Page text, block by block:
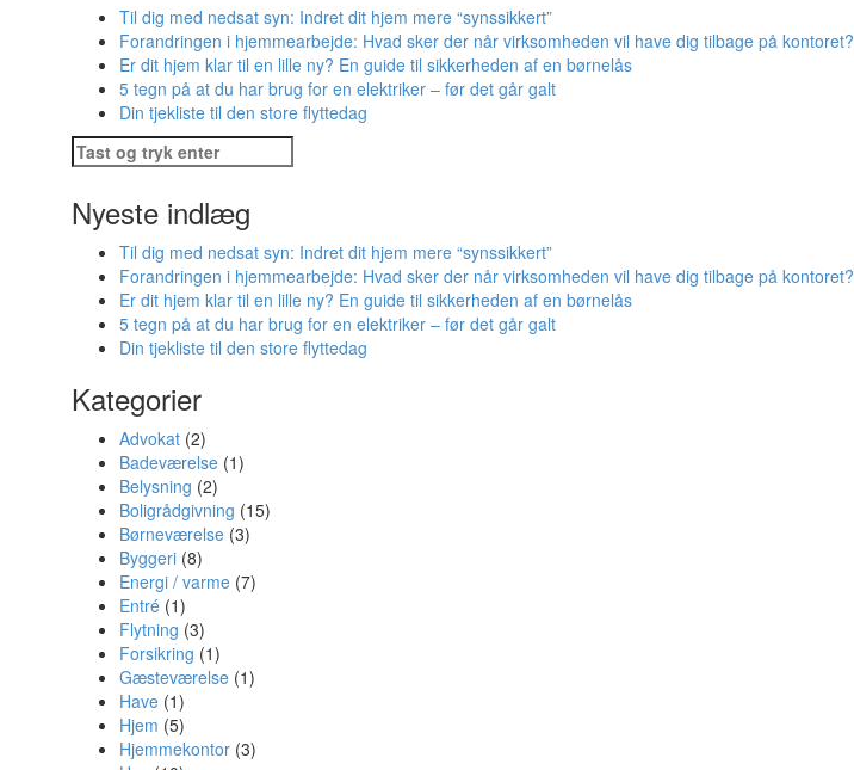
Til dig med nedsat syn: Indret dit hjem mere “synssikkert”
Forandringen i hjemmearbejde: Hvad sker der når virksomheden vil have dig tilbage på kontoret?
Er dit hjem klar til en lille ny? En guide til sikkerheden af en børnelås
5 tegn på at du har brug for en elektriker – før det går galt
Din tjekliste til den store flyttedag
Søg
efter:
Nyeste indlæg
Til dig med nedsat syn: Indret dit hjem mere “synssikkert”
Forandringen i hjemmearbejde: Hvad sker der når virksomheden vil have dig tilbage på kontoret?
Er dit hjem klar til en lille ny? En guide til sikkerheden af en børnelås
5 tegn på at du har brug for en elektriker – før det går galt
Din tjekliste til den store flyttedag
Kategorier
Advokat(2)
Badeværelse(1)
Belysning (2)
Boligrådgivning (15)
Børneværelse(3)
Byggeri(8)
Energi / varme(7)
Entré(1)
Flytning (3)
Forsikring (1)
Gæsteværelse(1)
Have(1)
Hjem (5)
Hjemmekontor(3)